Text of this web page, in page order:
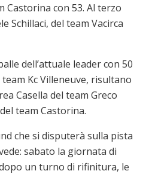
Castorina con 53. Al terzo
Schillaci, del team Vacirca
dell’attuale leader con 50
Kc Villeneuve, risultano
Casella del team Greco
team Castorina.
che si disputerà sulla pista
sabato la giornata di
un turno di rifinitura, le